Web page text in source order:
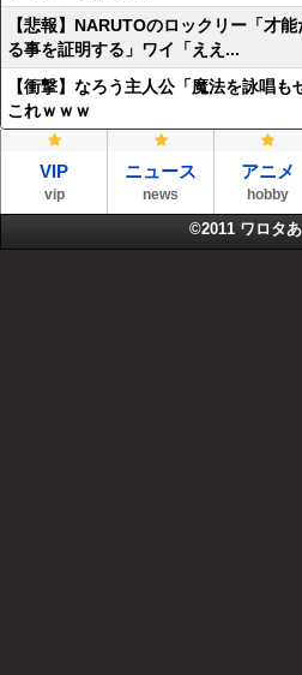
【悲報】NARUTOのロックリー「才
る事を証明する」ワイ「ええ...
【衝撃】なろう主人公「魔法を詠唱
これｗｗｗ
VIP
vip
ニュース
news
アニメ
hobby
©2011 ワロタ